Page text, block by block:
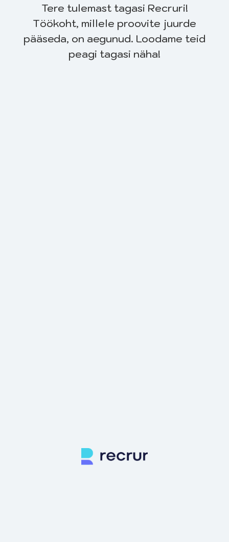
Tere tulemast tagasi Recruri!
Töökoht, millele proovite juurde
pääseda, on aegunud. Loodame teid
peagi tagasi näha!